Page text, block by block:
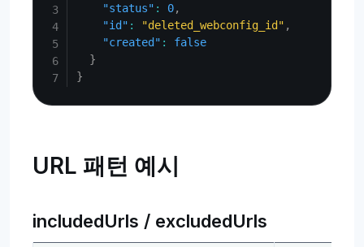
"status" : 0,
"id" : "deleted_webconfig_id" ,
"created" :
false
}
}
URL 패턴 예시
includedUrls / excludedUrls